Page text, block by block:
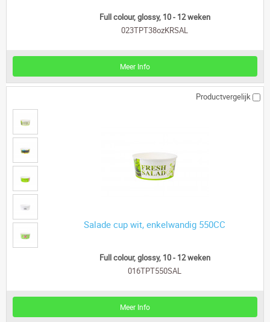
Full colour, glossy, 10 - 12 weken
023TPT38ozKRSAL
Meer Info
Productvergelijk
Salade cup wit, enkelwandig 550CC
Full colour, glossy, 10 - 12 weken
016TPT550SAL
Meer Info